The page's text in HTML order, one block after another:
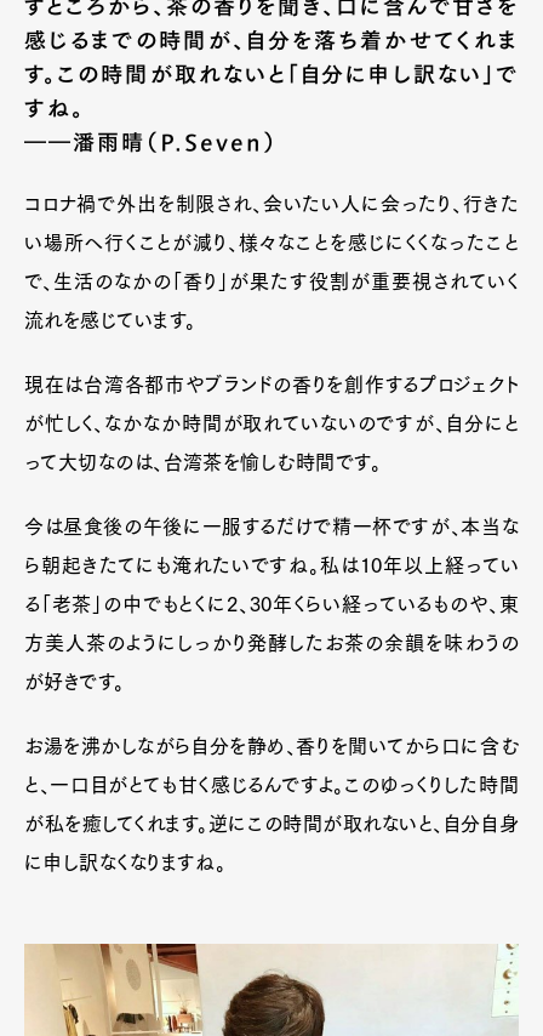
すところから、茶の香りを聞き、口に含んで甘さを
感じるまでの時間が、自分を落ち着かせてくれま
す。この時間が取れないと「自分に申し訳ない」で
すね。
――潘雨晴（P.Seven）
コロナ禍で外出を制限され、会いたい人に会ったり、行きた
い場所へ行くことが減り、様々なことを感じにくくなったこと
で、生活のなかの「香り」が果たす役割が重要視されていく
流れを感じています。
現在は台湾各都市やブランドの香りを創作するプロジェクト
が忙しく、なかなか時間が取れていないのですが、自分にと
って大切なのは、台湾茶を愉しむ時間です。
今は昼食後の午後に一服するだけで精一杯ですが、本当な
ら朝起きたてにも淹れたいですね。私は10年以上経ってい
る「老茶」の中でもとくに2、30年くらい経っているものや、東
方美人茶のようにしっかり発酵したお茶の余韻を味わうの
が好きです。
お湯を沸かしながら自分を静め、香りを聞いてから口に含む
と、一口目がとても甘く感じるんですよ。このゆっくりした時間
が私を癒してくれます。逆にこの時間が取れないと、自分自身
に申し訳なくなりますね。